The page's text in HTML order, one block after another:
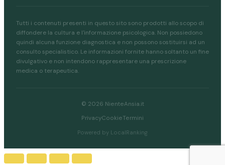
Tutti i contenuti presenti in questo sito sono prodotti allo scopo di
diffondere la cultura e l'informazione psicologica. Non possiedono
quindi alcuna funzione diagnostica e non possono sostituirsi ad un
consulto specialistico. Le informazioni fornite hanno soltanto un fine
divulgativo e non intendono rappresentare una prescrizione
medica o terapeutica.
© 2026 NienteAnsia.it
PrivacyCookieTermini
Powered by LocalRanking